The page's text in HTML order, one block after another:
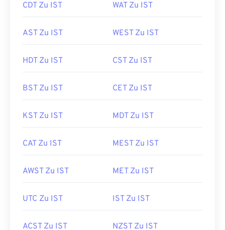
CDT Zu IST WAT Zu IST
AST Zu IST WEST Zu IST
HDT Zu IST CST Zu IST
BST Zu IST CET Zu IST
KST Zu IST MDT Zu IST
CAT Zu IST MEST Zu IST
AWST Zu IST MET Zu IST
UTC Zu IST IST Zu IST
ACST Zu IST NZST Zu IST